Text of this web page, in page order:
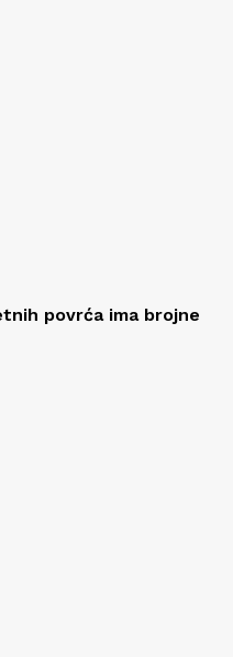
povrća ima brojne